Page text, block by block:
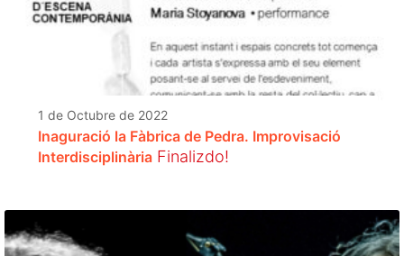
1 de Octubre de 2022
Inaguració la Fàbrica de Pedra. Improvisació
Interdisciplinària Finalizdo!